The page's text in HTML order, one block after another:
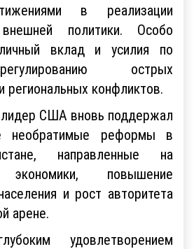
в реализации
политики. Особо
вклад и усилия по
острых
конфликтов.
США вновь поддержал
необратимые реформы в
направленные на
экономики, повышение
и рост авторитета
арене.
удовлетворением